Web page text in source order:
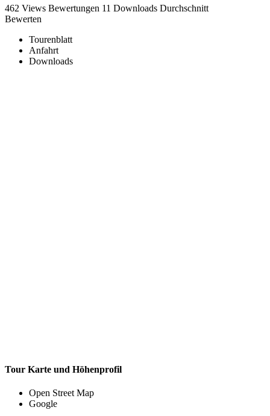
462 Views Bewertungen 11 Downloads Durchschnitt
Bewerten
Tourenblatt
Anfahrt
Downloads
Tour Karte und Höhenprofil
Open Street Map
Google